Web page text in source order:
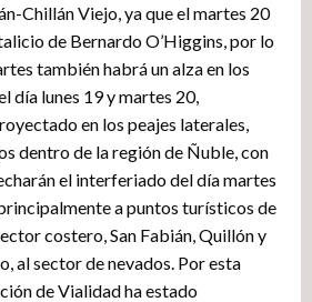
Chillán Viejo, ya que el martes 20
de Bernardo O’Higgins, por lo
también habrá un alza en los
día lunes 19 y martes 20,
en los peajes laterales,
dentro de la región de Ñuble, con
el interferiado del día martes
a puntos turísticos de
costero, San Fabián, Quillón y
al sector de nevados. Por esta
de Vialidad ha estado